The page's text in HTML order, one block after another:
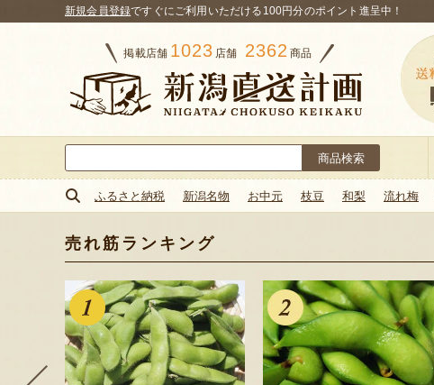
新規会員登録ですぐにご利用いただける100円分のポイント進呈中！
掲載店舗 1023 店舗 2362 商品
索:
ふるさと納税 新潟名物 お中元 枝豆 和梨 流れ梅
売れ筋ランキング